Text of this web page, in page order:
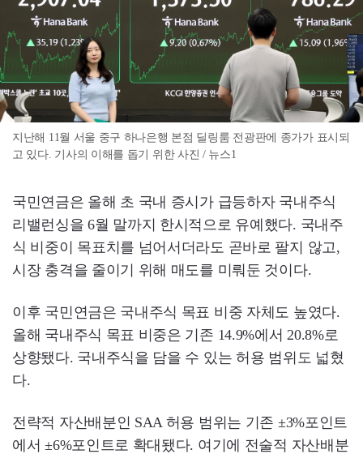
지난해 11월 서울 중구 하나은행 본점 딜링룸 전광판에 종가가 표시되
고 있다. 기사의 이해를 돕기 위한 사진 / 뉴스1
국민연금은 올해 초 국내 증시가 급등하자 국내주식
리밸런싱을 6월 말까지 한시적으로 유예했다. 국내주
식 비중이 목표치를 넘어서더라도 곧바로 팔지 않고,
시장 충격을 줄이기 위해 매도를 미뤄둔 것이다.
이후 국민연금은 국내주식 목표 비중 자체도 높였다.
올해 국내주식 목표 비중은 기존 14.9%에서 20.8%로
상향됐다. 국내주식을 담을 수 있는 허용 범위도 넓혔
다.
전략적 자산배분인 SAA 허용 범위는 기존 ±3%포인트
에서 ±6%포인트로 확대됐다. 여기에 전술적 자산배분